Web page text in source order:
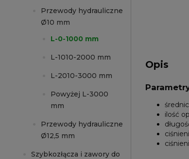
Przewody hydrauliczne
Ø10 mm
L-0-1000 mm
L-1010-2000 mm
L-2010-3000 mm
Powyżej L-3000
mm
Przewody hydrauliczne
Ø12,5 mm
Szybkozłącza i zawory do
Opis
ilość